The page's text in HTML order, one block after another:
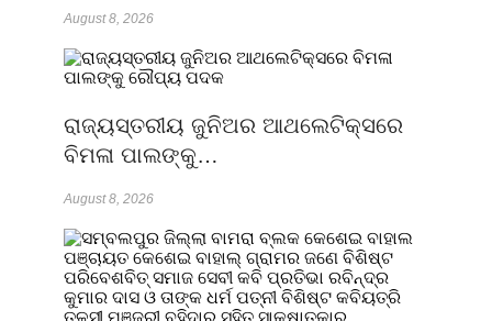
August 8, 2026
ରାଜ୍ୟସ୍ତରୀୟ ଜୁନିଅର ଆଥଲେଟିକ୍ସରେ
ବିମଳା ପାଲଙ୍କୁ…
August 8, 2026